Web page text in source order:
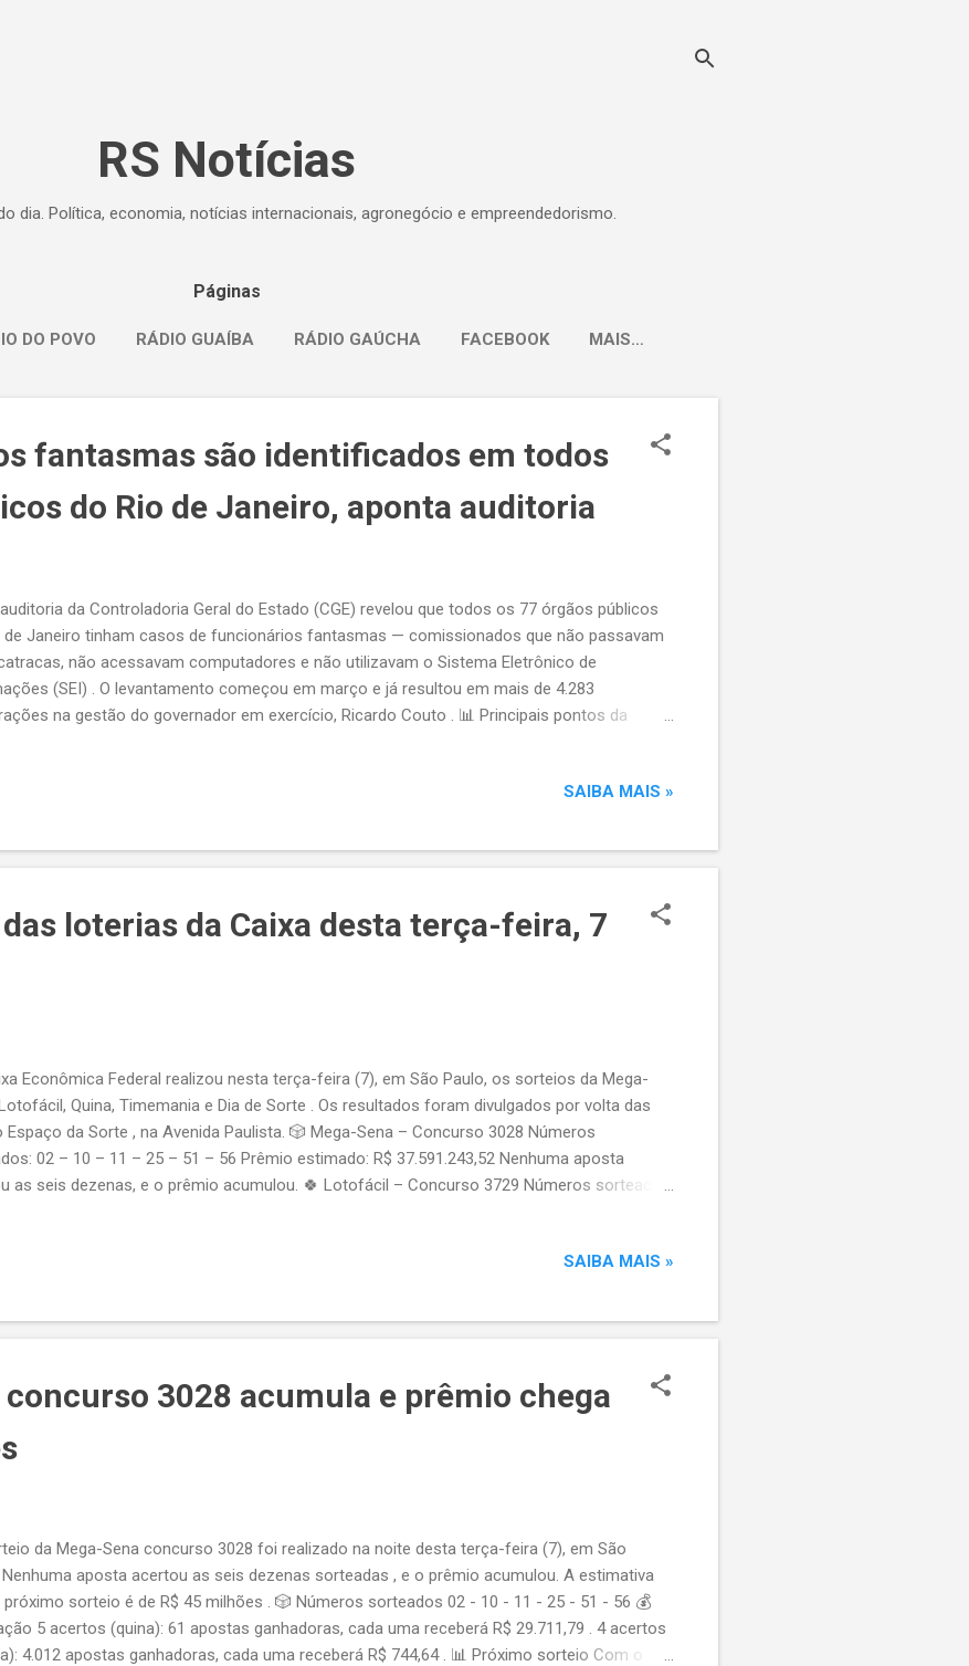
RS Notícias
dia. Política, economia, notícias internacionais, agronegócio e empreendedorismo.
Páginas
DO POVO RÁDIO GUAÍBA RÁDIO GAÚCHA FACEBOOK MAIS…
fantasmas são identificados em todos
do Rio de Janeiro, aponta auditoria
da Controladoria Geral do Estado (CGE) revelou que todos os 77 órgãos públicos
de Janeiro tinham casos de funcionários fantasmas — comissionados que não passavam
não acessavam computadores e não utilizavam o Sistema Eletrônico de
(SEI) . O levantamento começou em março e já resultou em mais de 4.283
na gestão do governador em exercício, Ricardo Couto . 📊 Principais pontos da
estimada de R$ 230 milhões até o fim do ano. Casos emblemáticos: subsecretarias
, ambas com dezenas de cargos suspeitos. Exemplos citados: Marcelo Cabral
, exonerado da Secretaria do Ambiente, alegou trabalho externo sem registro formal. ...
SAIBA MAIS »
loterias da Caixa desta terça-feira, 7
Econômica Federal realizou nesta terça-feira (7), em São Paulo, os sorteios da Mega-
Quina, Timemania e Dia de Sorte . Os resultados foram divulgados por volta das
Espaço da Sorte , na Avenida Paulista. 🎲 Mega-Sena – Concurso 3028 Números
02 – 10 – 11 – 25 – 51 – 56 Prêmio estimado: R$ 37.591.243,52 Nenhuma aposta
as seis dezenas, e o prêmio acumulou. 🍀 Lotofácil – Concurso 3729 Números sorteados:
R$ 7.212.517,84 ⚽ Timemania – Concurso 2412 Números sorteados: 09 – 16 – 25 – 47
04 – 08 – 11 – 14 – 22 – 24 – 31 Prêmio estimado: R$ 100.000,00
SAIBA MAIS »
3028 acumula e prêmio chega
da Mega-Sena concurso 3028 foi realizado na noite desta terça-feira (7), em São
Nenhuma aposta acertou as seis dezenas sorteadas , e o prêmio acumulou. A estimativa
próximo sorteio é de R$ 45 milhões . 🎲 Números sorteados 02 - 10 - 11 - 25 - 51 - 56 💰
5 acertos (quina): 61 apostas ganhadoras, cada uma receberá R$ 29.711,79 . 4 acertos
4.012 apostas ganhadoras, cada uma receberá R$ 744,64 . 📊 Próximo sorteio Com o